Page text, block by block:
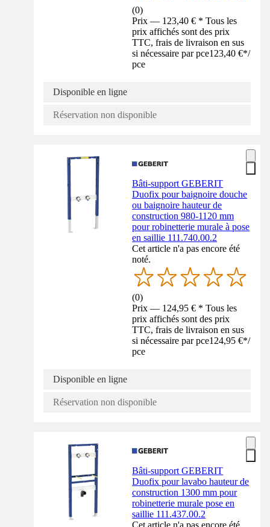
(0)
Prix — 123,40 € * Tous les
prix affichés sont des prix
TTC, frais de livraison en sus
si nécessaire par pce123,40 €*/
pce
Disponible en ligne
Réservation non disponible
Bâti-support GEBERIT
Duofix pour baignoire douche
ou baignoire hauteur de
construction 980-1120 mm
pour robinetterie murale à pose
en saillie 111.740.00.2
Cet article n'a pas encore été
noté.
(0)
Prix — 124,95 € * Tous les
prix affichés sont des prix
TTC, frais de livraison en sus
si nécessaire par pce124,95 €*/
pce
Disponible en ligne
Réservation non disponible
Bâti-support GEBERIT
Duofix pour lavabo hauteur de
construction 1300 mm pour
robinetterie murale pose en
saillie 111.437.00.2
Cet article n'a pas encore été